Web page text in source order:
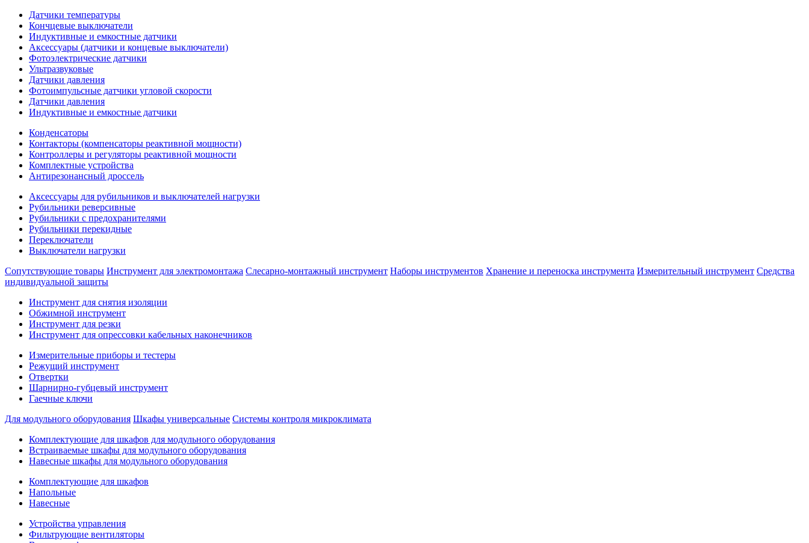
Датчики температуры
Кончцевые выключатели
Индуктивные и емкостные датчики
Аксессуары (датчики и концевые выключатели)
Фотоэлектрические датчики
Ультразвуковые
Датчики давления
Фотоимпульсные датчики угловой скорости
Датчики давления
Индуктивные и емкостные датчики
Конденсаторы
Контакторы (компенсаторы реактивной мощности)
Контроллеры и регуляторы реактивной мощности
Комплектные устройства
Антирезонансный дроссель
Аксессуары для рубильников и выключателей нагрузки
Рубильники реверсивные
Рубильники с предохранителями
Рубильники перекидные
Переключатели
Выключатели нагрузки
Сопутствующие товары Инструмент для электромонтажа Слесарно-монтажный инструмент Наборы инструментов Хранение и переноска инструмента Измерительный инструмент Средства
индивидуальной защиты
Инструмент для снятия изоляции
Обжимной инструмент
Инструмент для резки
Инструмент для опрессовки кабельных наконечников
Измерительные приборы и тестеры
Режущий инструмент
Отвертки
Шарнирно-губцевый инструмент
Гаечные ключи
Для модульного оборудования Шкафы универсальные Системы контроля микроклимата
Комплектующие для шкафов для модульного оборудования
Встраиваемые шкафы для модульного оборудования
Навесные шкафы для модульного оборудования
Комплектующие для шкафов
Напольные
Навесные
Устройства управления
Фильтрующие вентиляторы